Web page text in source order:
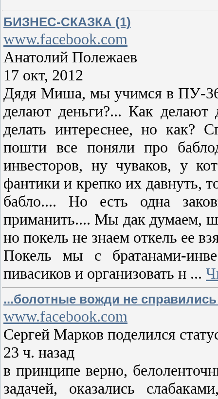
БИЗНЕС-СКАЗКА (1)
www.facebook.com
Анатолий Полежаев
17 окт, 2012
Дядя Миша, мы учимся в ПУ-36
делают деньги?... Как
делать интереснее, но как?
пошти все поняли про
инвесторов, ну чуваков, у
фантики и крепко их давнуть,
бабло.... Но есть одна
приманить.... Мы дак думаем,
но покель не знаем откель ее
Покель мы с братанами-
пивасиков и организовать н ...
...болотные вожди не справились
www.facebook.com
Сергей Марков поделился
23 ч. назад
в принципе верно,
задачей, оказались